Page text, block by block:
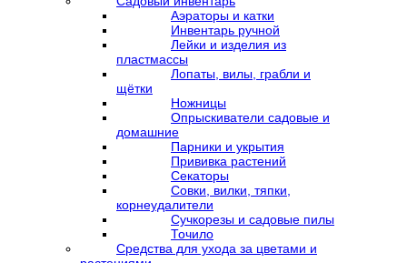
Аэраторы и катки
Инвентарь ручной
Лейки и изделия из
пластмассы
Лопаты, вилы, грабли и
щётки
Ножницы
Опрыскиватели садовые и
домашние
Парники и укрытия
Прививка растений
Секаторы
Совки, вилки, тяпки,
корнеудалители
Сучкорезы и садовые пилы
Точило
Средства для ухода за цветами и